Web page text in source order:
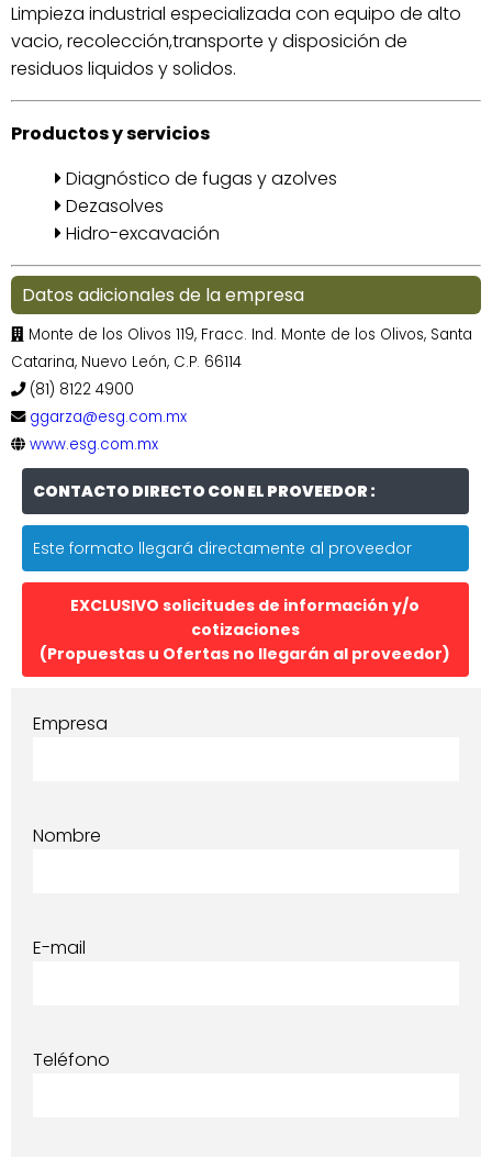
Limpieza industrial especializada con equipo de alto
vacio, recolección,transporte y disposición de
residuos liquidos y solidos.
Productos y servicios
Diagnóstico de fugas y azolves
Dezasolves
Hidro-excavación
Datos adicionales de la empresa
Monte de los Olivos 119, Fracc. Ind. Monte de los Olivos, Santa
Catarina, Nuevo León, C.P. 66114
(81) 8122 4900
ggarza@esg.com.mx
www.esg.com.mx
CONTACTO DIRECTO CON EL PROVEEDOR :
Este formato llegará directamente al proveedor
EXCLUSIVO solicitudes de información y/o
cotizaciones
(Propuestas u Ofertas no llegarán al proveedor)
Empresa
Nombre
E-mail
Teléfono